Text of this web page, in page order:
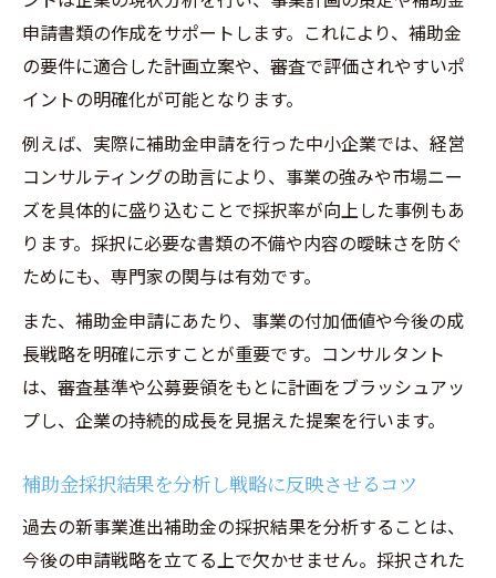
申請書類の作成をサポートします。これにより、補助金
の要件に適合した計画立案や、審査で評価されやすいポ
イントの明確化が可能となります。
例えば、実際に補助金申請を行った中小企業では、経営
コンサルティングの助言により、事業の強みや市場ニー
ズを具体的に盛り込むことで採択率が向上した事例もあ
ります。採択に必要な書類の不備や内容の曖昧さを防ぐ
ためにも、専門家の関与は有効です。
また、補助金申請にあたり、事業の付加価値や今後の成
長戦略を明確に示すことが重要です。コンサルタント
は、審査基準や公募要領をもとに計画をブラッシュアッ
プし、企業の持続的成長を見据えた提案を行います。
補助金採択結果を分析し戦略に反映させるコツ
過去の新事業進出補助金の採択結果を分析することは、
今後の申請戦略を立てる上で欠かせません。採択された